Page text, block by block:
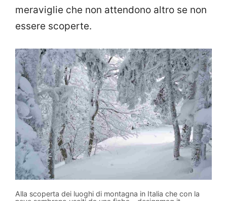
meraviglie che non attendono altro se non
essere scoperte.
Alla scoperta dei luoghi di montagna in Italia che con la